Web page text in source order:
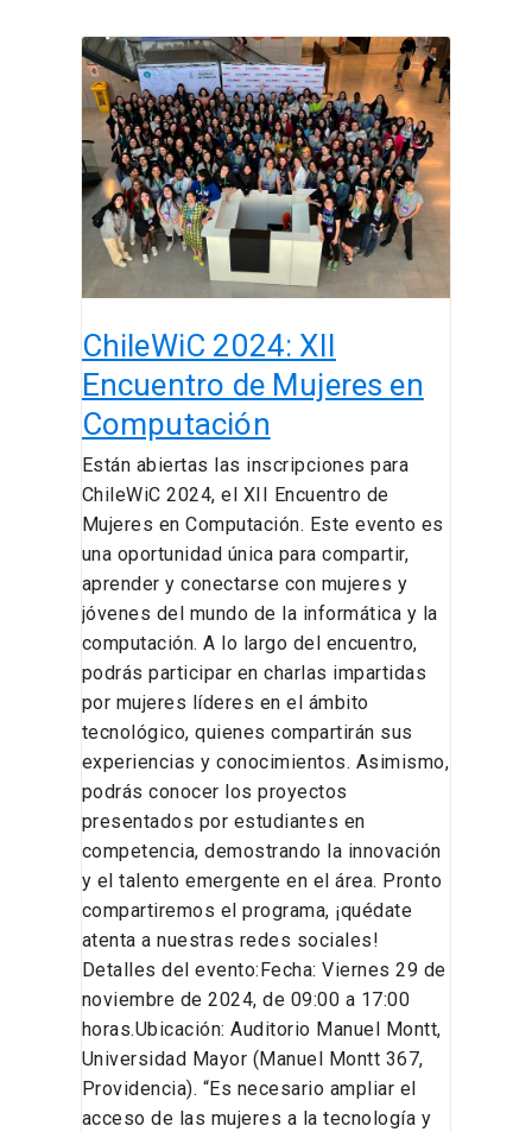
ChileWiC 2024: XII
Encuentro de Mujeres en
Computación
Están abiertas las inscripciones para
ChileWiC 2024, el XII Encuentro de
Mujeres en Computación. Este evento es
una oportunidad única para compartir,
aprender y conectarse con mujeres y
jóvenes del mundo de la informática y la
computación. A lo largo del encuentro,
podrás participar en charlas impartidas
por mujeres líderes en el ámbito
tecnológico, quienes compartirán sus
experiencias y conocimientos. Asimismo,
podrás conocer los proyectos
presentados por estudiantes en
competencia, demostrando la innovación
y el talento emergente en el área. Pronto
compartiremos el programa, ¡quédate
atenta a nuestras redes sociales!
Detalles del evento:Fecha: Viernes 29 de
noviembre de 2024, de 09:00 a 17:00
horas.Ubicación: Auditorio Manuel Montt,
Universidad Mayor (Manuel Montt 367,
Providencia). “Es necesario ampliar el
acceso de las mujeres a la tecnología y
ChileWiC
2024:
XII
Encuentro
de
Mujeres
en
Computación